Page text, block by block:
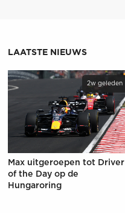
LAATSTE NIEUWS
2w geleden
Max uitgeroepen tot Driver
of the Day op de
Hungaroring